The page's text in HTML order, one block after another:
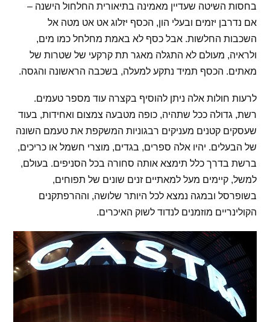
בחסות השיטה שעדיין מאמינה בתיאורית החלחול הישנה –
אם נדרבן יזמים ובעלי הון, הכסף יזלוג אט אט מטה אל
השכבות החלשות. אבל כסף לא באמת מחלחל כמו מים,
ולראיה, מעולם לא התגלה מאגר תת קרקעי של שטרות של
מאתים. הכסף תמיד נתקע למעלה, בשכבה הראשונה והגסה.
לרעות חולות אלה ניתן להוסיף בקצרה עוד מספר טעמים.
רשת, גדולה ככל שתהיה, כופה מטבעה צמצום ואחידות, בעוד
שעסקים קטנים מעניקים רבגוניות המשקפת את טעמם השונה
של הבעלים. יהיו אלה ספרים, בגדים, מוצרי חשמל או כריכים,
ברשת בדרך כלל תימצא אותה סחורה בכל הסניפים. בעולם,
למשל, קיימים מעל למאתיים זנים שונים של תפוחים,
בשופרסל ובמגה נמצא לכל היותר שלושה, וההרפתקנים
הקולינריים מוזמנים לנדוד לשוק האיכרים.